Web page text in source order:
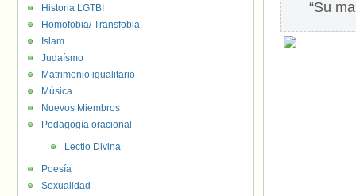
“Su
Historia LGTBI
Homofobia/ Transfobia.
Islam
Judaísmo
Matrimonio igualitario
Música
Nuevos Miembros
Pedagogía oracional
Lectio Divina
Poesía
Sexualidad